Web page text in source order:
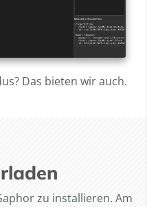
Das bieten wir auch.
zu installieren. Am